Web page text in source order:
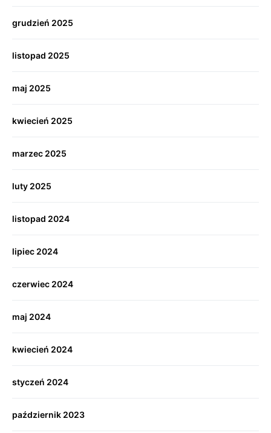
grudzień 2025
listopad 2025
maj 2025
kwiecień 2025
marzec 2025
luty 2025
listopad 2024
lipiec 2024
czerwiec 2024
maj 2024
kwiecień 2024
styczeń 2024
październik 2023